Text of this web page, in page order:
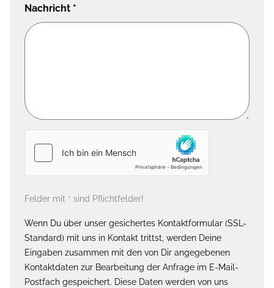
Nachricht *
Felder mit * sind Pflichtfelder!
Wenn Du über unser gesichertes Kontaktformular (SSL-
Standard) mit uns in Kontakt trittst, werden Deine
Eingaben zusammen mit den von Dir angegebenen
Kontaktdaten zur Bearbeitung der Anfrage im E-Mail-
Postfach gespeichert. Diese Daten werden von uns